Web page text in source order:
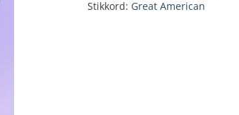
Stikkord: Great American